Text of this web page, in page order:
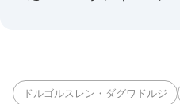
ドルゴルスレン・ダグワドルジ